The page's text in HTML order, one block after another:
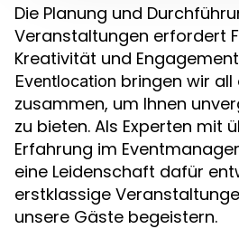
Die Planung und
Veranstaltungen erfordert
Kreativität und
Eventlocation bringen wir
zusammen, um Ihnen
zu bieten. Als Experten mit
Erfahrung im
eine Leidenschaft dafür
erstklassige
unsere Gäste begeistern.